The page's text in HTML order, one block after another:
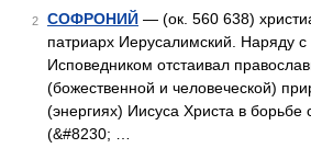
2 СОФРОНИЙ — (ок. 560 638)
патриарх Иерусалимский. Наряду
Исповедником отстаивал
(божественной и человеческой)
(энергиях) Иисуса Христа в
(&#8230; …